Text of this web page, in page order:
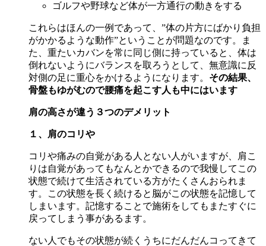
ゴルフや野球など体が一方通行の動きをする
これらはほんの一例であって、”体の片方にばかり負担
がかかるような動作”ということが問題なのです。ま
た、重たいカバンを常に同じ側に持っていると、体は
倒れないようにバランスを取ろうとして、無意識に反
対側の足に重心をかけるようになります。 その結果、
骨盤もゆがむので腰痛を起こす人も中にはいます
肩の高さが違う３つのデメリット
１、肩のコリや
コリや痛みの自覚がある人とない人がいますが、肩こ
りは自覚があってもなんとかできるので我慢してこの
状態で続けて生活されている方がたくさんおられま
す。この状態を長く続けると脳がこの状態を記憶して
しまいます。記憶することで施術をしてもまたすぐに
戻ってしまう事があるます。
ない人でもその状態が続くうちにだんだんコってきて